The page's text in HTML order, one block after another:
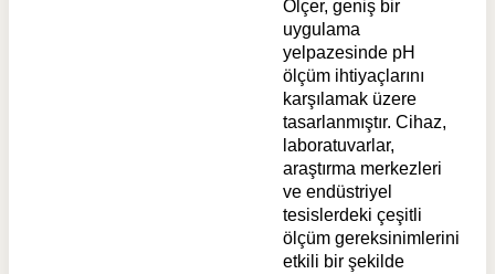
Ölçer, geniş bir
uygulama
yelpazesinde pH
ölçüm ihtiyaçlarını
karşılamak üzere
tasarlanmıştır. Cihaz,
laboratuvarlar,
araştırma merkezleri
ve endüstriyel
tesislerdeki çeşitli
ölçüm gereksinimlerini
etkili bir şekilde